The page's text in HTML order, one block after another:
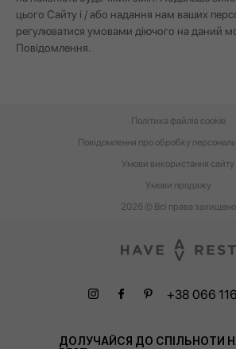
цього Сайту і / або надання нам ваших
регулюватися умовами діючого на даний
Повідомлення.
2026 © Всі права захищено
Повідомлення про обробку
Умови використання сайту
Умови‌ ‌продажу‌
Політика файлів cookie
+38 066
ДОЛУЧАЙСЯ ДО СПІЛЬНОТИ